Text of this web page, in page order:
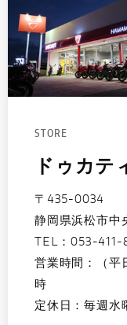
STORE
ドゥカテ
〒435-0034
静岡県浜松市中
TEL：053-411-
営業時間：（平
時
定休日：毎週水